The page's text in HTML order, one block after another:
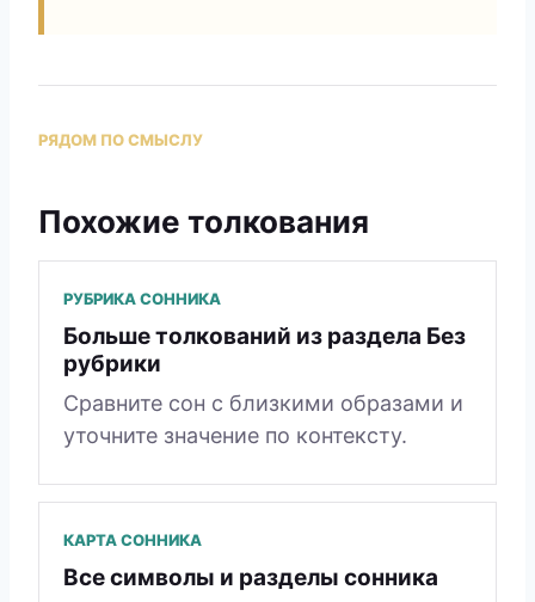
РЯДОМ ПО СМЫСЛУ
Похожие толкования
РУБРИКА СОННИКА
Больше толкований из раздела Без
рубрики
Сравните сон с близкими образами и
уточните значение по контексту.
КАРТА СОННИКА
Все символы и разделы сонника